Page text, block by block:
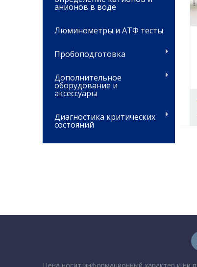
анионов в воде
Люминометры и АТФ тесты
Пробоподготовка
Дополнительное
оборудование и
аксессуары
Диагностика критических
состояний